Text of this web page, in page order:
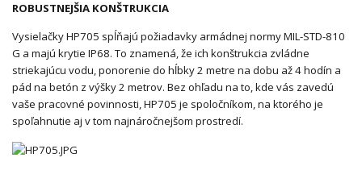
ROBUSTNEJŠIA KONŠTRUKCIA
Vysielačky HP705 spĺňajú požiadavky armádnej normy MIL-STD-810
G a majú krytie IP68. To znamená, že ich konštrukcia zvládne
striekajúcu vodu, ponorenie do hĺbky 2 metre na dobu až 4 hodín a
pád na betón z výšky 2 metrov. Bez ohľadu na to, kde vás zavedú
vaše pracovné povinnosti, HP705 je spoločníkom, na ktorého je
spoľahnutie aj v tom najnáročnejšom prostredí.